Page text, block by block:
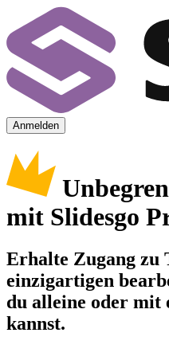
Anmelden
mit Slidesgo
Erhalte Zugang zu
einzigartigen
du alleine oder mit
kannst.